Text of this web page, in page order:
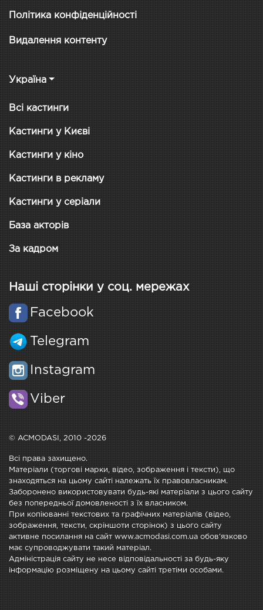
Політика конфіденційності
Видалення контенту
Україна
Всі кастинги
Кастинги у Києві
Кастинги у кіно
Кастинги в рекламу
Кастинги у серіали
База акторів
За кадром
Наші сторінки у соц. мережах
Facebook
Telegram
Instagram
Viber
© ACMODASI, 2010 -2026
Всі права захищено.
Матеріали (торгові марки, відео, зображення і тексти), що
знаходяться на цьому сайті належать їх правовласникам.
Заборонено використовувати будь-які матеріали з цього сайту
без попередньої домовленості з їх власником.
При копіюванні текстових та графічних матеріалів (відео,
зображення, тексти, скріншоти сторінок) з цього сайту
активне посилання на сайт www.acmodasi.com.ua обов'язково
має супроводжувати такий матеріал.
Адміністрація сайту не несе відповідальності за будь-яку
інформацію розміщену на цьому сайті третіми особами.